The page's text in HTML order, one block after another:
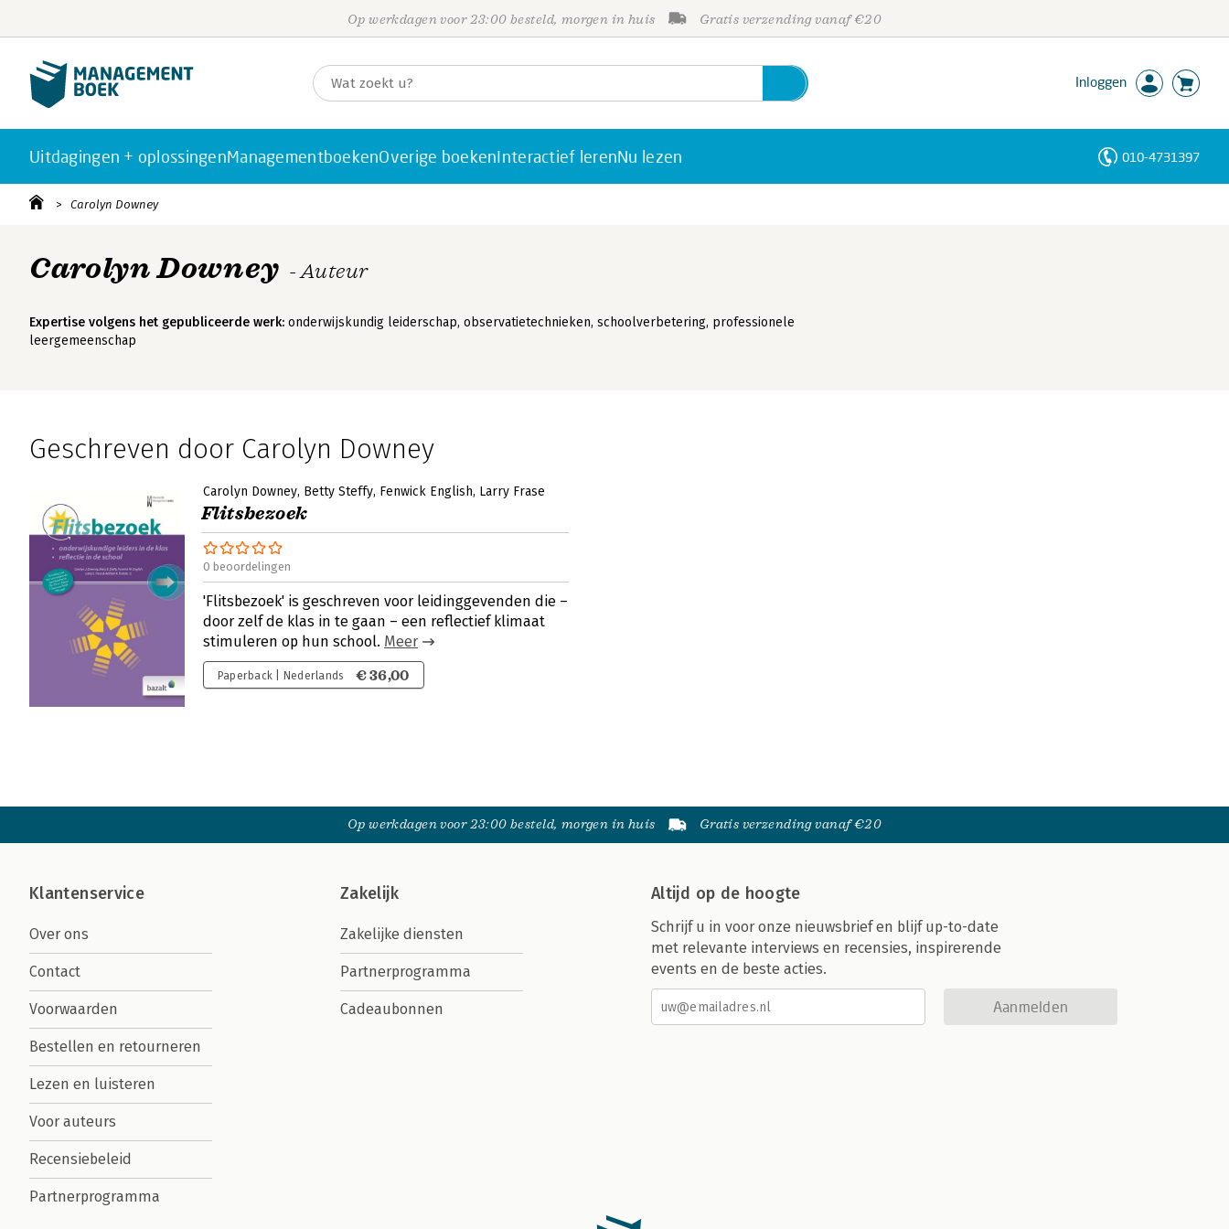
Op werkdagen voor 23:00 besteld, morgen in huis Gratis verzending vanaf €20
Inloggen
Uitdagingen + oplossingenManagementboekenOverige boekenInteractief lerenNu lezen 010-4731397
Carolyn Downey
Carolyn Downey - Auteur
Expertise volgens het gepubliceerde werk: onderwijskundig leiderschap, observatietechnieken, schoolverbetering, professionele
leergemeenschap
Geschreven door Carolyn Downey
Carolyn Downey Betty Steffy Fenwick English Larry Frase
Flitsbezoek
0 beoordelingen
'Flitsbezoek' is geschreven voor leidinggevenden die –
door zelf de klas in te gaan – een reflectief klimaat
stimuleren op hun school. Meer
Paperback | Nederlands € 36,00
Op werkdagen voor 23:00 besteld, morgen in huis Gratis verzending vanaf €20
Klantenservice
Over ons
Contact
Voorwaarden
Bestellen en retourneren
Lezen en luisteren
Voor auteurs
Recensiebeleid
Partnerprogramma
Zakelijk
Zakelijke diensten
Partnerprogramma
Cadeaubonnen
Altijd op de hoogte
Schrijf u in voor onze nieuwsbrief en blijf up-to-date
met relevante interviews en recensies, inspirerende
events en de beste acties.
Aanmelden
Personen